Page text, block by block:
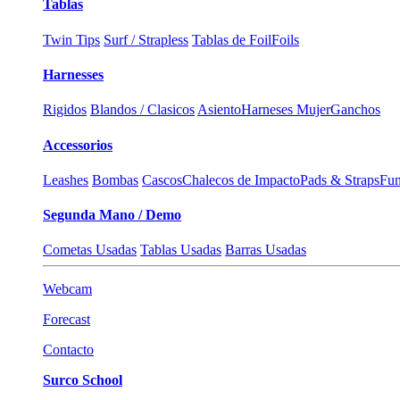
Tablas
Twin Tips Surf / Strapless Tablas de FoilFoils
Harnesses
Rigidos Blandos / Clasicos AsientoHarneses MujerGanchos
Accessorios
Leashes Bombas CascosChalecos de ImpactoPads & Straps
Segunda Mano / Demo
Cometas Usadas Tablas Usadas Barras Usadas
Webcam
Forecast
Contacto
Surco School